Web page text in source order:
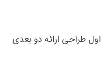
طراحی ارائه دو بعدی